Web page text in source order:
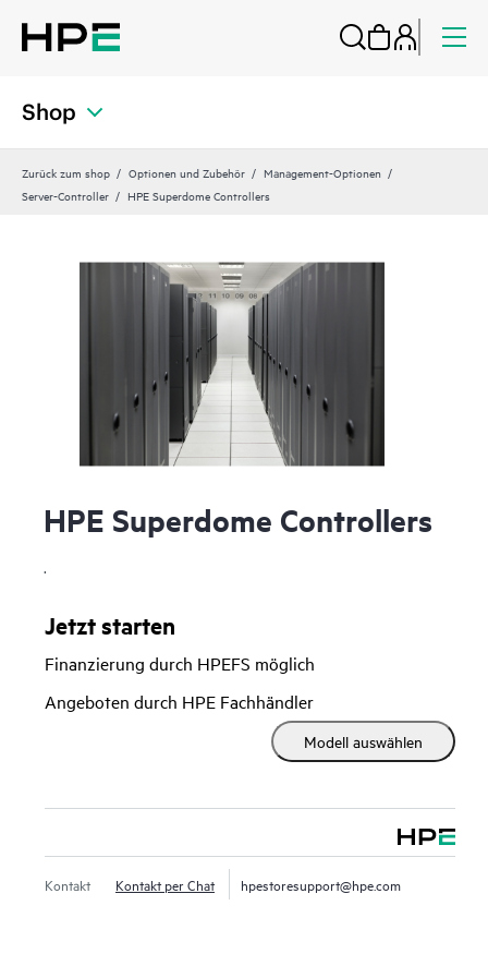
Shop
Zurück zum shop Optionen und Zubehör
Management-Optionen
Server-Controller
HPE Superdome Controllers
HPE Superdome Controllers
.
Jetzt starten
Finanzierung durch HPEFS möglich
Angeboten durch HPE Fachhändler
Modell auswählen
Kontakt Kontakt per Chat hpestoresupport@hpe.com